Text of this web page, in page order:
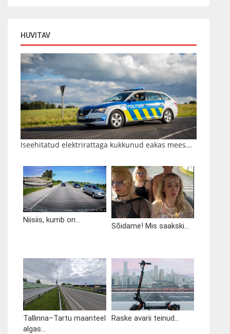
HUVITAV
Iseehitatud elektrirattaga kukkunud eakas mees...
Niisiis, kumb on...
Sõidame! Mis saakski...
Tallinna–Tartu maanteel
algas...
Raske avarii teinud...